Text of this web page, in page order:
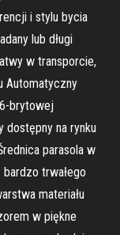
i stylu bycia
lub długi
w transporcie,
Automatyczny
brytowej
na rynku
parasola w
trwałego
materiału
w piękne